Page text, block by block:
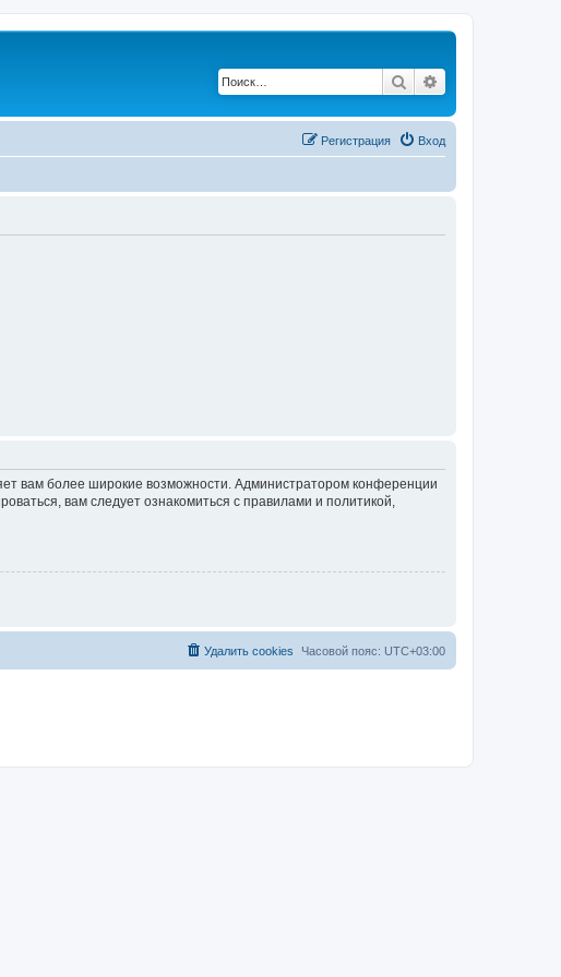
Поиск
Вход
Регистрация
вам более широкие возможности. Администратором конференции
вам следует ознакомиться с правилами и политикой,
Часовой пояс: UTC+03:00
Удалить cookies